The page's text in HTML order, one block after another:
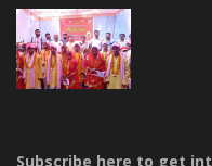
Subscribe here to get